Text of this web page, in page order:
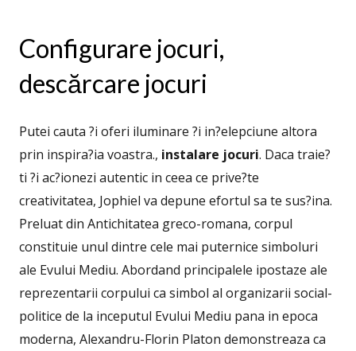
Configurare jocuri,
descărcare jocuri
Putei cauta ?i oferi iluminare ?i in?elepciune altora
prin inspira?ia voastra., instalare jocuri. Daca traie?
ti ?i ac?ionezi autentic in ceea ce prive?te
creativitatea, Jophiel va depune efortul sa te sus?ina.
Preluat din Antichitatea greco-romana, corpul
constituie unul dintre cele mai puternice simboluri
ale Evului Mediu. Abordand principalele ipostaze ale
reprezentarii corpului ca simbol al organizarii social-
politice de la inceputul Evului Mediu pana in epoca
moderna, Alexandru-Florin Platon demonstreaza ca